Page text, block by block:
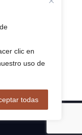
clic en
uso de
todas